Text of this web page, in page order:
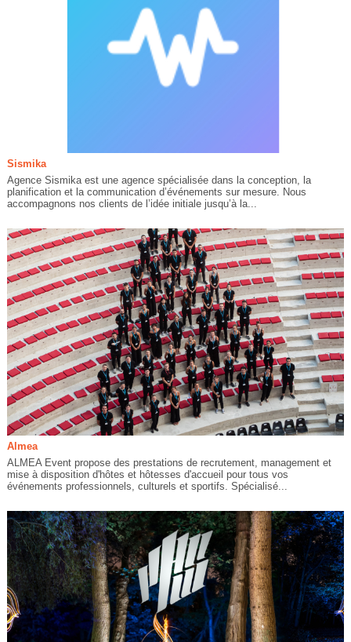
Sismika
Agence Sismika est une agence spécialisée dans la conception, la
planification et la communication d’événements sur mesure. Nous
accompagnons nos clients de l’idée initiale jusqu’à la...
Almea
ALMEA Event propose des prestations de recrutement, management et
mise à disposition d'hôtes et hôtesses d'accueil pour tous vos
événements professionnels, culturels et sportifs. Spécialisé...